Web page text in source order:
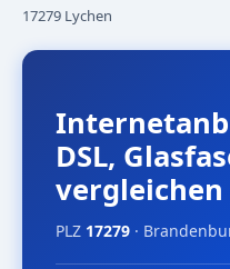
17279 Lychen
DSL,
vergleichen
PLZ 17279 ·